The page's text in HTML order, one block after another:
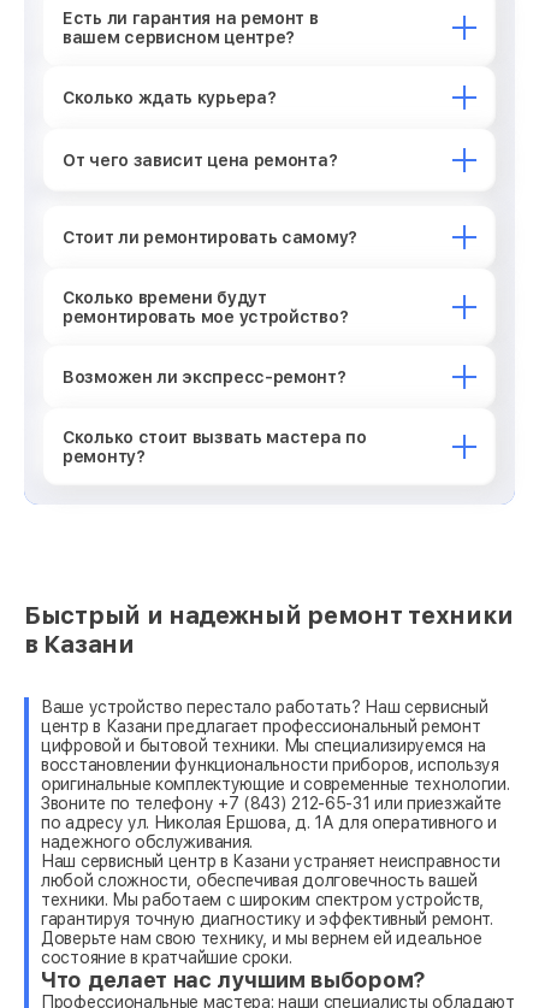
Есть ли гарантия на ремонт в
вашем сервисном центре?
Сколько ждать курьера?
От чего зависит цена ремонта?
Стоит ли ремонтировать самому?
Сколько времени будут
ремонтировать мое устройство?
Возможен ли экспресс-ремонт?
Сколько стоит вызвать мастера по
ремонту?
Быстрый и надежный ремонт техники
в Казани
Ваше устройство перестало работать? Наш сервисный
центр в Казани предлагает профессиональный ремонт
цифровой и бытовой техники. Мы специализируемся на
восстановлении функциональности приборов, используя
оригинальные комплектующие и современные технологии.
Звоните по телефону +7 (843) 212-65-31 или приезжайте
по адресу ул. Николая Ершова, д. 1А для оперативного и
надежного обслуживания.
Наш сервисный центр в Казани устраняет неисправности
любой сложности, обеспечивая долговечность вашей
техники. Мы работаем с широким спектром устройств,
гарантируя точную диагностику и эффективный ремонт.
Доверьте нам свою технику, и мы вернем ей идеальное
состояние в кратчайшие сроки.
Что делает нас лучшим выбором?
Профессиональные мастера: наши специалисты обладают